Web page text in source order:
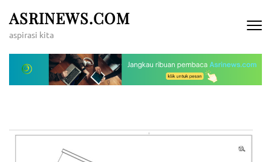
ke
konten
Enter)
ASRINEWS.COM
aspirasi kita